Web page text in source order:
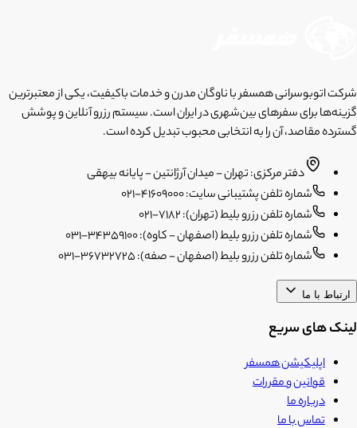
شرکت اتوبوسرانی همسفر با ناوگان مدرن و خدمات باکیفیت، یکی از معتبرترین
گزینه‌ها برای سفرهای بین‌شهری در ایران است. سیستم رزرو آنلاین و پوشش
گسترده مقاصد، آن را به انتخابی محبوب تبدیل کرده است.
دفتر مرکزی: تهران - میدان آرژانتین - پایانه بیهقی
شماره تلفن پشتیبانی سایت: 41609000-021
شماره تلفن رزرو بلیط (تهران): 7182-021
شماره تلفن رزرو بلیط (اصفهان - کاوه): 34359100-031
شماره تلفن رزرو بلیط (اصفهان - صفه): 36732725-031
ارتباط با ما
لینک های سریع
اپلیکیشن همسفر
قوانین و مقررات
درباره ما
تماس با ما